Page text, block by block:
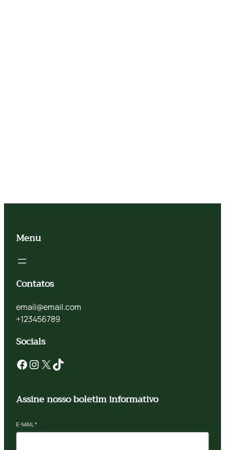
Menu
Contatos
email@email.com
+123456789
Socials
Assine nosso boletim informativo
E-MAIL*